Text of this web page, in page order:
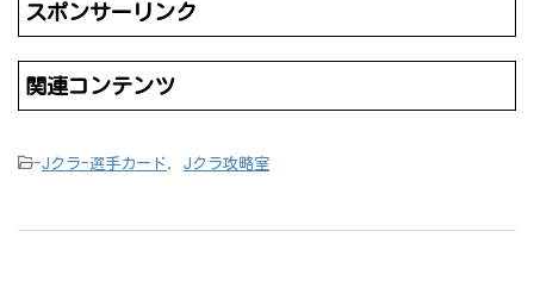
スポンサーリンク
関連コンテンツ
-Jクラ-選手カード , Jクラ攻略室